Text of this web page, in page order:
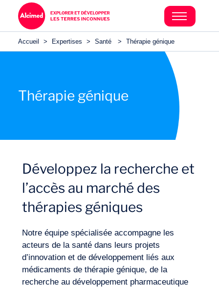
Secteurs
Accueil > Expertises > Santé > Thérapie génique
Thérapie génique
Développez la recherche et
l’accès au marché des
thérapies géniques
Notre équipe spécialisée accompagne les
acteurs de la santé dans leurs projets
d’innovation et de développement liés aux
médicaments de thérapie génique, de la
recherche au développement pharmaceutique